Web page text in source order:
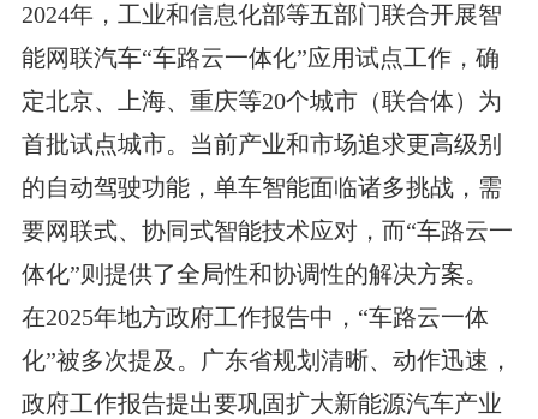
2024年，工业和信息化部等五部门联合开展智
能网联汽车“车路云一体化”应用试点工作，确
定北京、上海、重庆等20个城市（联合体）为
首批试点城市。当前产业和市场追求更高级别
的自动驾驶功能，单车智能面临诸多挑战，需
要网联式、协同式智能技术应对，而“车路云一
体化”则提供了全局性和协调性的解决方案。
在2025年地方政府工作报告中，“车路云一体
化”被多次提及。广东省规划清晰、动作迅速，
政府工作报告提出要巩固扩大新能源汽车产业